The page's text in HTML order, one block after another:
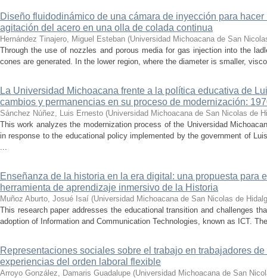
Diseño fluidodinámico de una cámara de inyección para
agitación del acero en una olla de colada continua
Hernández Tinajero, Miguel Esteban (Universidad Michoacana de San
Through the use of nozzles and porous media for gas injection into the
cones are generated. In the lower region, where the diameter is smaller,
La Universidad Michoacana frente a la política educativa de
cambios y permanencias en su proceso de modernización:
Sánchez Núñez, Luis Ernesto (Universidad Michoacana de San Nicolas de
This work analyzes the modernization process of the Universidad
in response to the educational policy implemented by the government of
...
Enseñanza de la historia en la era digital: una propuesta para
herramienta de aprendizaje inmersivo de la Historia
Muñoz Aburto, Josué Isaí (Universidad Michoacana de San Nicolas de
This research paper addresses the educational transition and challenges
adoption of Information and Communication Technologies, known as ICT.
Representaciones sociales sobre el trabajo en trabajadores
experiencias del orden laboral flexible
Arroyo González, Damaris Guadalupe (Universidad Michoacana de San